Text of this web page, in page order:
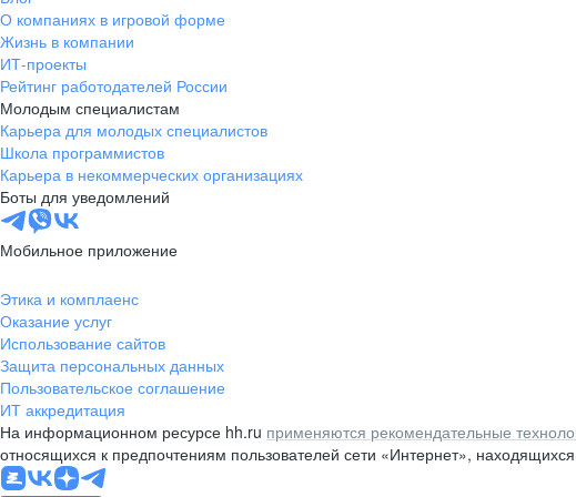
О компаниях в игровой форме
Жизнь в компании
ИТ-проекты
Рейтинг работодателей России
Молодым специалистам
Карьера для молодых специалистов
Школа программистов
Карьера в некоммерческих организациях
Боты для уведомлений
Мобильное приложение
Этика и комплаенс
Оказание услуг
Использование сайтов
Защита персональных данных
Пользовательское соглашение
ИТ аккредитация
На информационном ресурсе hh.ru применяются рекомендательные
относящихся к предпочтениям пользователей сети «Интернет»,